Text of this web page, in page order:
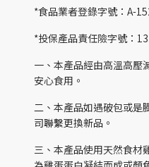
*食品業者登錄字號：A-
*投保產品責任險字號：
一、本產品經由高溫高壓
安心食用。
二、本產品如遇破包或是
司聯繫更換新品。
三、本產品使用天然食材